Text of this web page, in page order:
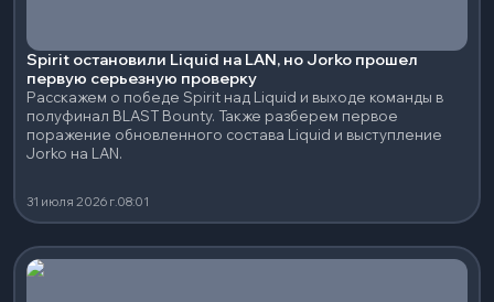
Spirit остановили Liquid на LAN, но Jorko прошел
первую серьезную проверку
Расскажем о победе Spirit над Liquid и выходе команды в
полуфинал BLAST Bounty. Также разберем первое
поражение обновленного состава Liquid и выступление
Jorko на LAN.
31 июля 2026 г.08:01